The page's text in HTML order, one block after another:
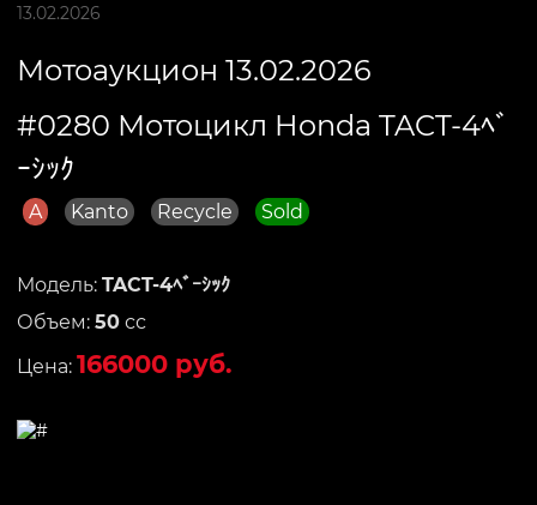
13.02.2026
Мотоаукцион 13.02.2026
#0280 Мотоцикл Honda TACT-4ﾍﾞ
ｰｼｯｸ
A Kanto Recycle Sold
Модель: TACT-4ﾍﾞｰｼｯｸ
Объем: 50 сс
Цена: 166000 руб.